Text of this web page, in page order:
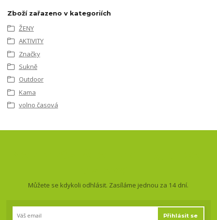
Zboží zařazeno v kategoriích
ŽENY
AKTIVITY
Značky
Sukně
Outdoor
Kama
volno časová
Můžete se kdykoli odhlásit. Zasíláme jednou za 14 dní.
Přihlásit se